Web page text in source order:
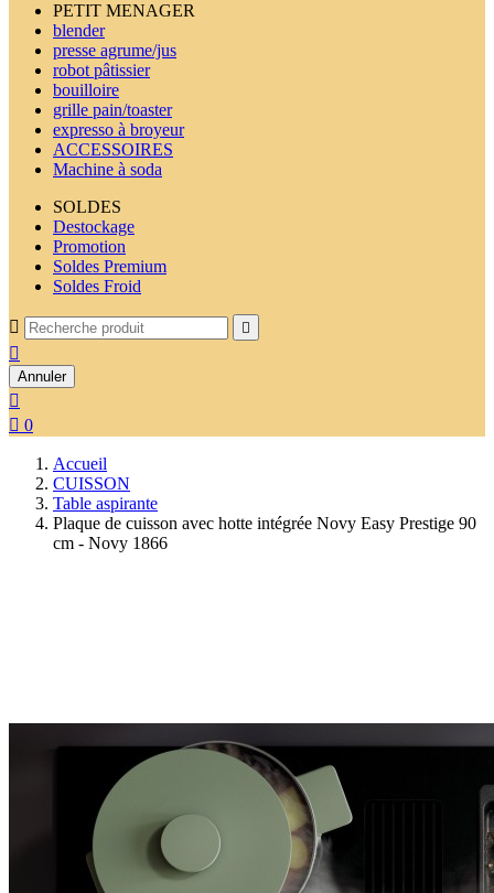
PETIT MENAGER
blender
presse agrume/jus
robot pâtissier
bouilloire
grille pain/toaster
expresso à broyeur
ACCESSOIRES
Machine à soda
SOLDES
Destockage
Promotion
Soldes Premium
Soldes Froid
 

Annuler

 0
Accueil
CUISSON
Table aspirante
Plaque de cuisson avec hotte intégrée Novy Easy Prestige 90
cm - Novy 1866